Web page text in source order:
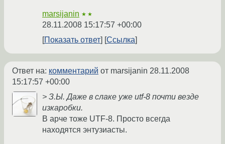
marsijanin ★★
28.11.2008 15:17:57 +00:00
Показать ответ
Ссылка
Ответ на: комментарий от marsijanin 28.11.2008
15:17:57 +00:00
> З.Ы. Даже в слаке уже utf-8 почти везде
изкаробки.
В арче тоже UTF-8. Просто всегда
находятся энтузиасты.